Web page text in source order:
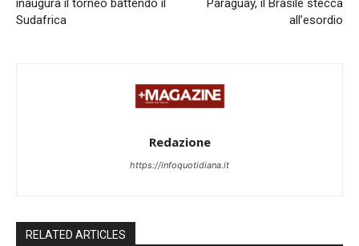
inaugura il torneo battendo il
Sudafrica
Paraguay, il Brasile stecca
all’esordio
Redazione
https://infoquotidiana.it
RELATED ARTICLES